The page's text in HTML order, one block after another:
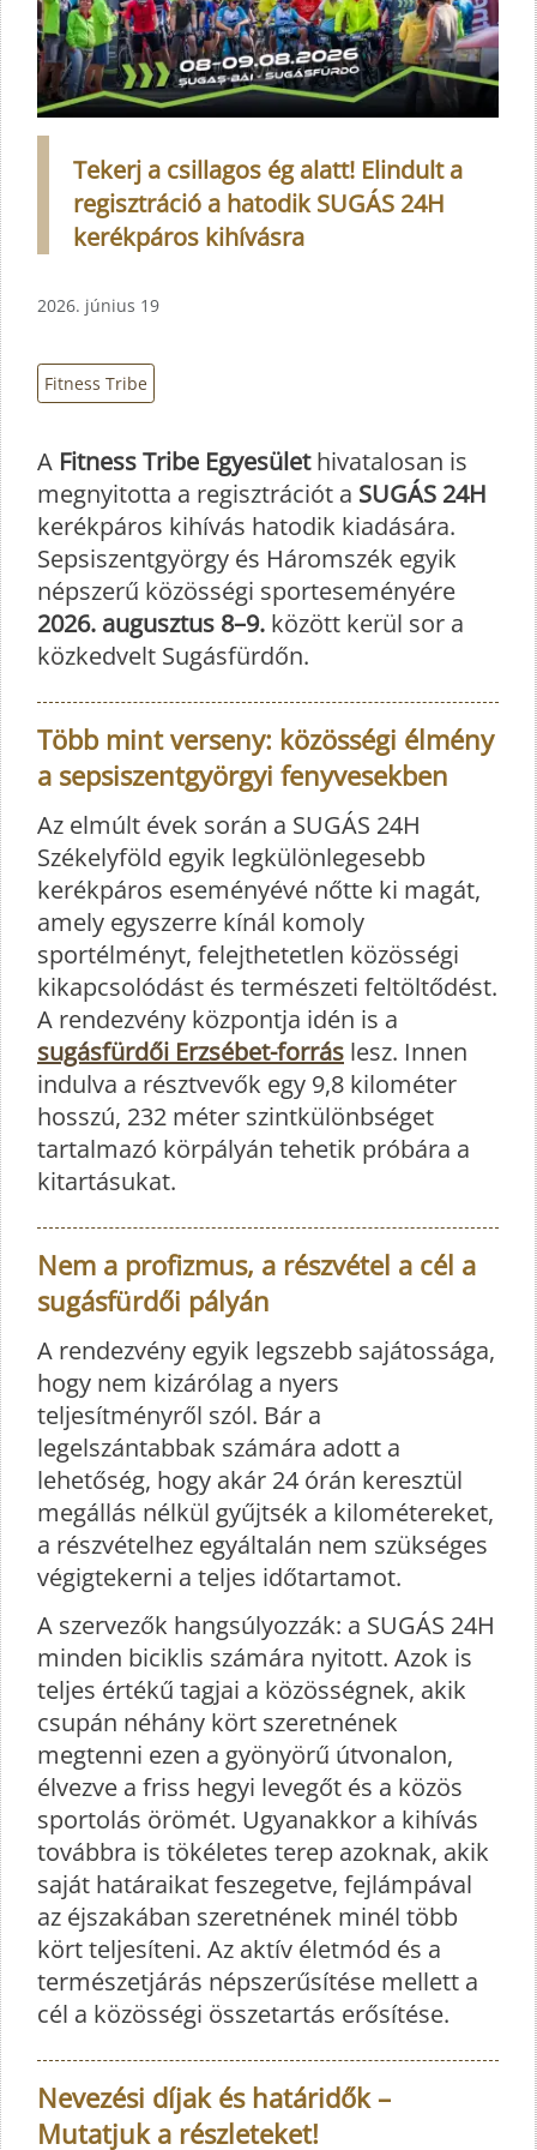
Tekerj a csillagos ég alatt! Elindult a
regisztráció a hatodik SUGÁS 24H
kerékpáros kihívásra
2026. június 19
Fitness Tribe
A Fitness Tribe Egyesülethivatalosan is
megnyitotta a regisztrációt a SUGÁS 24H
kerékpáros kihívás hatodik kiadására.
Sepsiszentgyörgy és Háromszék egyik
népszerű közösségi sporteseményére
2026. augusztus 8–9. között kerül sor a
közkedvelt Sugásfürdőn.
Több mint verseny: közösségi élmény
a sepsiszentgyörgyi fenyvesekben
Az elmúlt évek során a SUGÁS 24H
Székelyföld egyik legkülönlegesebb
kerékpáros eseményévé nőtte ki magát,
amely egyszerre kínál komoly
sportélményt, felejthetetlen közösségi
kikapcsolódást és természeti feltöltődést.
A rendezvény központja idén is a
sugásfürdői Erzsébet-forrás lesz. Innen
indulva a résztvevők egy 9,8 kilométer
hosszú, 232 méter szintkülönbséget
tartalmazó körpályán tehetik próbára a
kitartásukat.
Nem a profizmus, a részvétel a cél a
sugásfürdői pályán
A rendezvény egyik legszebb sajátossága,
hogy nem kizárólag a nyers
teljesítményről szól. Bár a
legelszántabbak számára adott a
lehetőség, hogy akár 24 órán keresztül
megállás nélkül gyűjtsék a kilométereket,
a részvételhez egyáltalán nem szükséges
végigtekerni a teljes időtartamot.
A szervezők hangsúlyozzák: a SUGÁS 24H
minden biciklis számára nyitott. Azok is
teljes értékű tagjai a közösségnek, akik
csupán néhány kört szeretnének
megtenni ezen a gyönyörű útvonalon,
élvezve a friss hegyi levegőt és a közös
sportolás örömét. Ugyanakkor a kihívás
továbbra is tökéletes terep azoknak, akik
saját határaikat feszegetve, fejlámpával
az éjszakában szeretnének minél több
kört teljesíteni. Az aktív életmód és a
természetjárás népszerűsítése mellett a
cél a közösségi összetartás erősítése.
Nevezési díjak és határidők –
Mutatjuk a részleteket!